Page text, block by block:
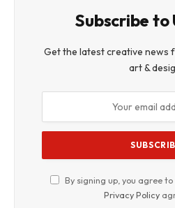
Subscribe to
Get the latest creative news
art &
By signing up, you agree
Privacy Policy